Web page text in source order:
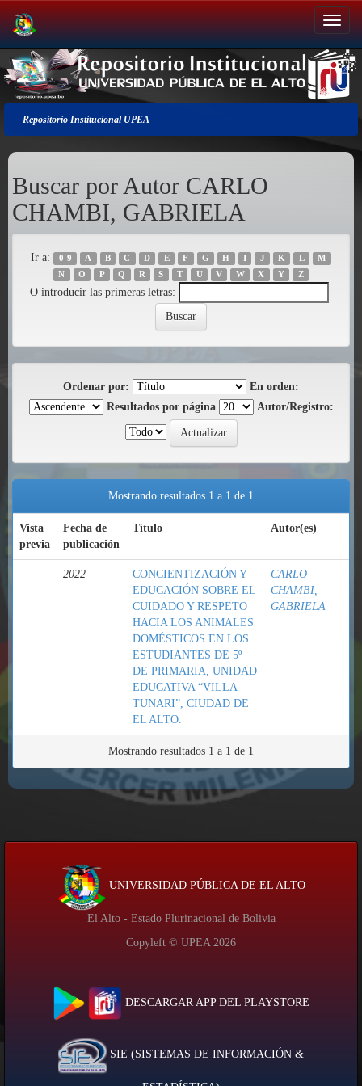
Salir
de
la
navegación
Repositorio Institucional UPEA
Buscar por Autor CARLO
CHAMBI, GABRIELA
Ir a: 0-9 A B C D E F G H I J K L
M
N
O P Q R S T U V W X Y Z
O introducir las primeras letras:
Ordenar por:
En orden:
Resultados por página
Autor/Registro:
Mostrando resultados 1 a 1 de 1
Vista
previa
Fecha de
publicación
Título Autor(es)
2022
CONCIENTIZACIÓN Y
EDUCACIÓN SOBRE EL
CUIDADO Y RESPETO
HACIA LOS ANIMALES
DOMÉSTICOS EN LOS
ESTUDIANTES DE 5º
DE PRIMARIA, UNIDAD
EDUCATIVA “VILLA
TUNARI”, CIUDAD DE
EL ALTO.
CARLO
CHAMBI,
GABRIELA
Mostrando resultados 1 a 1 de 1
UNIVERSIDAD PÚBLICA DE EL ALTO
El Alto - Estado Plurinacional de Bolivia
Copyleft © UPEA 2026
DESCARGAR APP DEL PLAYSTORE
SIE (SISTEMAS DE INFORMACIÓN &